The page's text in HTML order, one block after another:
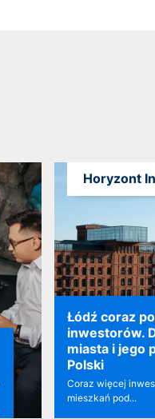
Łódź coraz
inwestorów.
miasta i jego
Polski
Coraz więcej
mieszkań pod...
Horyzont